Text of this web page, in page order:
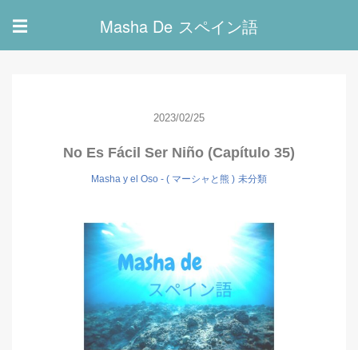
☰ Masha De スペイン語
2023/02/25
No Es Fácil Ser Niño (Capítulo 35)
Masha y el Oso - ( マーシャと熊 ) 未分類